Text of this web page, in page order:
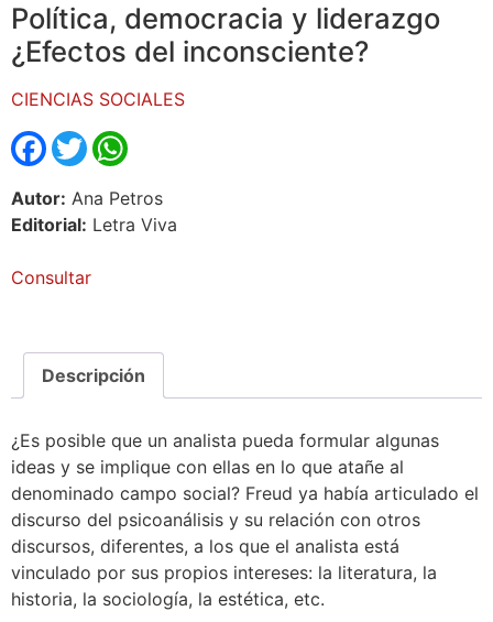
Política, democracia y liderazgo
¿Efectos del inconsciente?
CIENCIAS SOCIALES
Facebook
Twitter
Autor: Ana Petros
Editorial: Letra Viva
Consultar
Descripción
¿Es posible que un analista pueda formular algunas
ideas y se implique con ellas en lo que atañe al
denominado campo social? Freud ya había articulado el
discurso del psicoanálisis y su relación con otros
discursos, diferentes, a los que el analista está
vinculado por sus propios intereses: la literatura, la
historia, la sociología, la estética, etc.